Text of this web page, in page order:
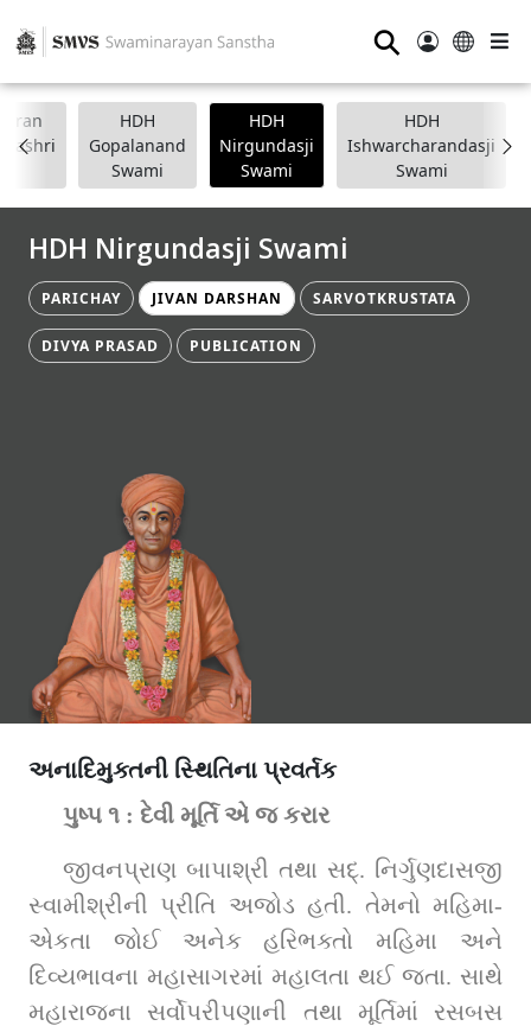
⚲
HDH
Gopalanand
Swami
HDH
Nirgundasji
Swami
HDH
Ishwarcharandasji
Swami
HDH Nirgundasji Swami
PARICHAY JIVAN DARSHAN SARVOTKRUSTATA
DIVYA PRASAD PUBLICATION
અનાદિમુક્તની સ્થિતિના પ્રવર્તક
પુષ્પ ૧ : દેવી મૂર્તિ એ જ કરાર
જીવનપ્રાણ બાપાશ્રી તથા સદ્‌. નિર્ગુણદાસજી
સ્વામીશ્રીની પ્રીતિ અજોડ હતી. તેમનો મહિમા-
એકતા જોઈ અનેક હરિભક્તો મહિમા અને
દિવ્યભાવના મહાસાગરમાં મહાલતા થઈ જતા. સાથે
મહારાજના સર્વોપરીપણાની તથા મૂર્તિમાં રસબસ